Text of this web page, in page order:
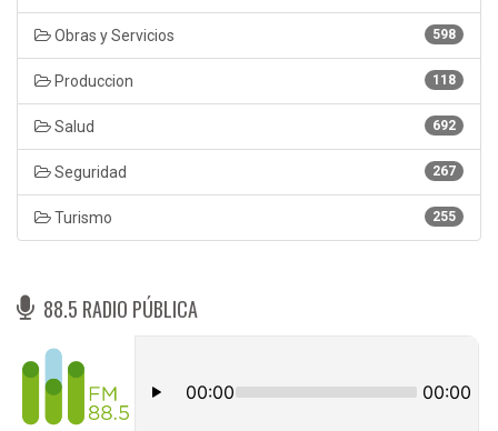
598
Obras y Servicios
118
Produccion
692
Salud
267
Seguridad
255
Turismo
88.5 RADIO PÚBLICA